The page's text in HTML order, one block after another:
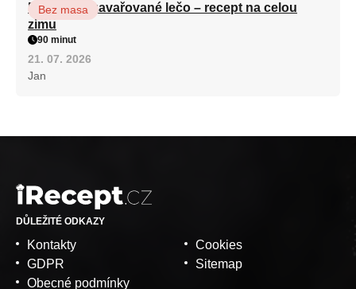
Babiččino zavařované lečo – recept na celou
zimu
Bez masa
90 minut
21. 07. 2026
Jan
DŮLEŽITÉ ODKAZY
Kontakty
GDPR
Obecné podmínky
Cookies
Sitemap